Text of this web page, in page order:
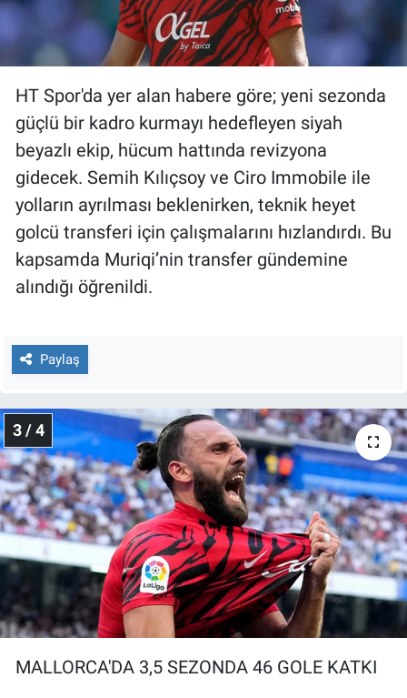
HT Spor'da yer alan habere göre; yeni sezonda
güçlü bir kadro kurmayı hedefleyen siyah
beyazlı ekip, hücum hattında revizyona
gidecek. Semih Kılıçsoy ve Ciro Immobile ile
yolların ayrılması beklenirken, teknik heyet
golcü transferi için çalışmalarını hızlandırdı. Bu
kapsamda Muriqi’nin transfer gündemine
alındığı öğrenildi.
Paylaş
3 / 4
MALLORCA'DA 3,5 SEZONDA 46 GOLE KATKI
Türkiye'nin Geleceği
Türkiye'nin Gündemi
Yerel Gündem
Yerel Yaşam
Canlı Yayın